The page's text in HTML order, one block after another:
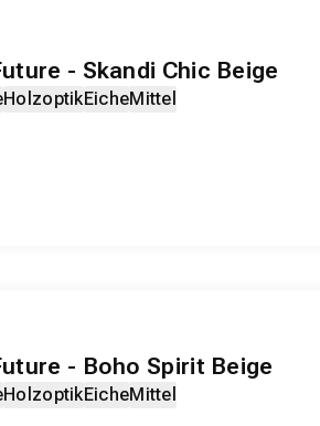
- Skandi Chic Beige
HolzoptikEicheMittel
- Boho Spirit Beige
HolzoptikEicheMittel